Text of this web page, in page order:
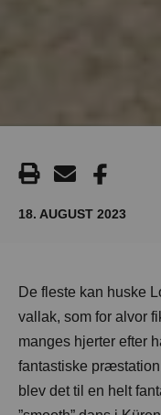
18. AUGUST 2023
De fleste kan huske
vallak, som for alvor
manges hjerter efter
fantastiske
blev det til en helt